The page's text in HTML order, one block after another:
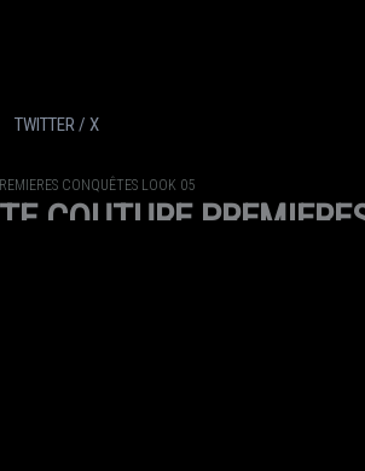
TWITTER / X
CONQUÊTES LOOK 05
COUTURE